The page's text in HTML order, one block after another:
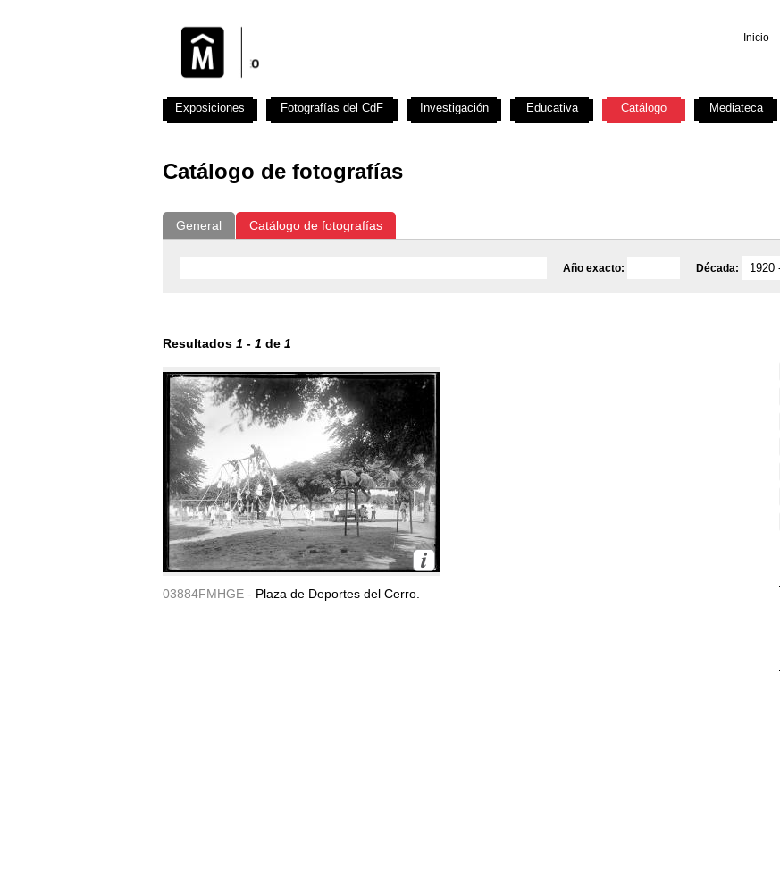
Inicio
Catálogo de fotografías
General Catálogo de fotografías
Año exacto: Década:
Resultados 1 - 1 de 1
03884FMHGE - Plaza de Deportes del Cerro.
Exposiciones Fotografías del CdF Investigación Educativa Catálogo Mediateca